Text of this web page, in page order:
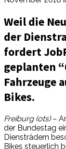
Weil die
der
fordert
geplanten
Fahrzeuge
Bikes.
Freiburg (ots)–
der Bundestag
Diensträdern
Bikes steuerlich